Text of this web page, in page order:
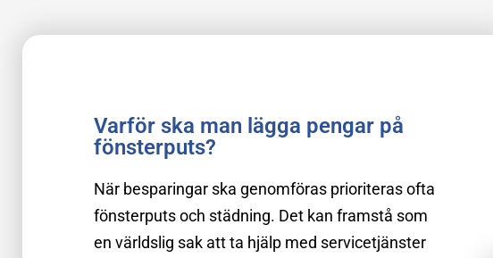
Varför ska man lägga pengar på
fönsterputs?
När besparingar ska genomföras prioriteras ofta
fönsterputs och städning. Det kan framstå som
en världslig sak att ta hjälp med servicetjänster